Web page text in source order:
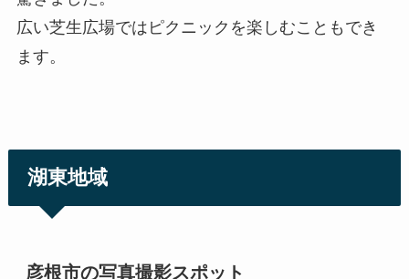
広い芝生広場ではピクニックを楽しむこともでき
ます。
湖東地域
彦根市の写真撮影スポット